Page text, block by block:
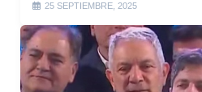
25 SEPTIEMBRE, 2025